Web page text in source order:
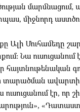
մարմնացում,
միջնորդ
Ալի Մուհամեդը
Նա ուսուցանում
հայտնութենական
տարածման
էր, որ